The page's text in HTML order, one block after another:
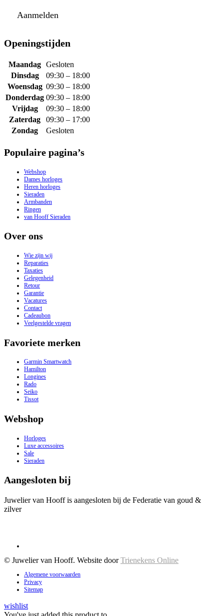
Aanmelden
Openingstijden
Maandag Gesloten
Dinsdag
09:30 – 18:00
Woensdag 09:30 – 18:00
Donderdag 09:30 – 18:00
Vrijdag
09:30 – 18:00
Zaterdag
09:30 – 17:00
Zondag
Gesloten
Populaire pagina’s
Webshop
Dames horloges
Heren horloges
Sieraden
Armbanden
Ringen
van Hooff Sieraden
Over ons
Wie zijn wij
Reparaties
Taxaties
Gelegenheid
Retour
Garantie
Vacatures
Contact
Cadeaubon
Veelgestelde vragen
Favoriete merken
Garmin Smartwatch
Hamilton
Longines
Rado
Seiko
Tissot
Webshop
Horloges
Luxe accessoires
Sale
Sieraden
Aangesloten bij
Juwelier van Hooff is aangesloten bij de Federatie van goud &
zilver
© Juwelier van Hooff. Website doorTrienekens Online
Algemene voorwaarden
Privacy
Sitemap
wishlist